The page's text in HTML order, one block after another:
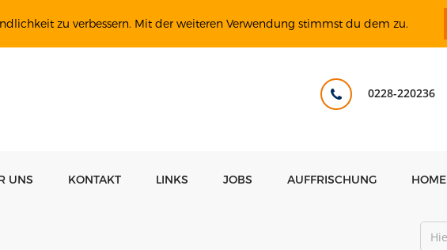
0228-220236
UNS KONTAKT LINKS JOBS AUFFRISCHUNG HOME
zu verbessern. Mit der weiteren Verwendung stimmst du dem zu.